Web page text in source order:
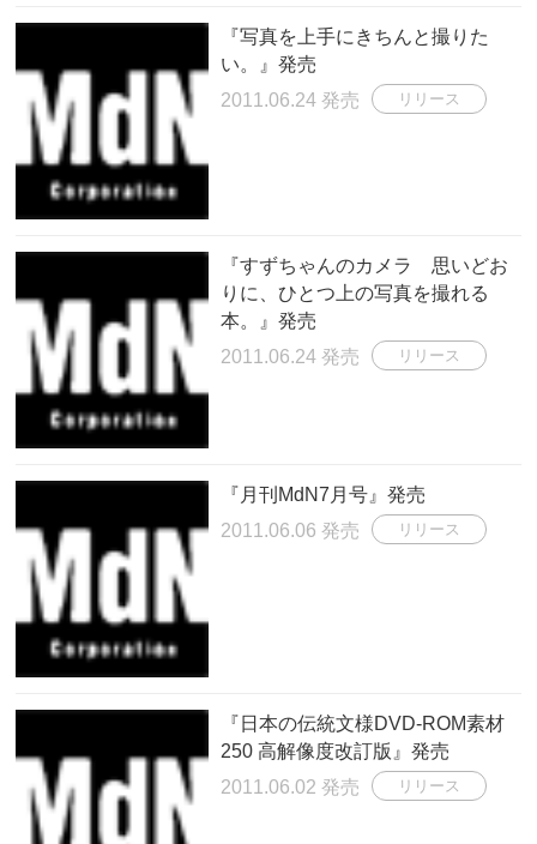
『写真を上手にきちんと撮りた
い。』発売
2011.06.24 発売
リリース
『すずちゃんのカメラ 思いどお
りに、ひとつ上の写真を撮れる
本。』発売
2011.06.24 発売
リリース
『月刊MdN7月号』発売
2011.06.06 発売
リリース
『日本の伝統文様DVD-ROM素材
250 高解像度改訂版』発売
2011.06.02 発売
リリース